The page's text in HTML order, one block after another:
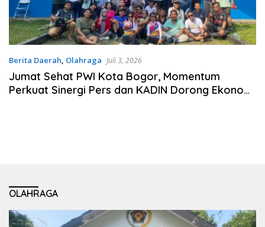
Berita Daerah, Olahraga Juli 3, 2026
Jumat Sehat PWI Kota Bogor, Momentum
Perkuat Sinergi Pers dan KADIN Dorong Ekonomi
OLAHRAGA